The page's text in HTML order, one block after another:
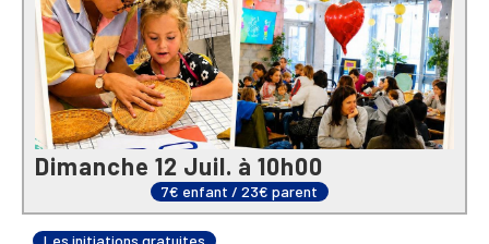
Dimanche 12 Juil. à 10h00
7€ enfant / 23€ parent